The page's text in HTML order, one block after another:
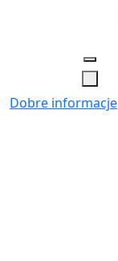
Dobre informacje